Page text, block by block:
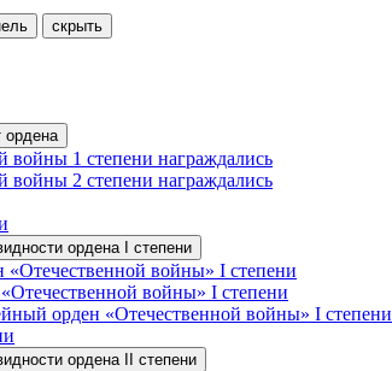
скрыть
ордена
войны 1 степени награждались
войны 2 степени награждались
ордена I степени
войны» I степени
войны» I степени
орден «Отечественной войны» I степени
ордена II степени